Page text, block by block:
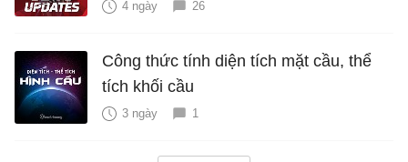
4 ngày 26
Công thức tính diện tích mặt cầu, thể
tích khối cầu
3 ngày 1